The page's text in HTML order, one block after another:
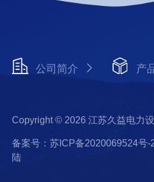
公司简介 产
Copyright © 2026 江苏久益电力
备案号：苏ICP备2020069524号-
陆